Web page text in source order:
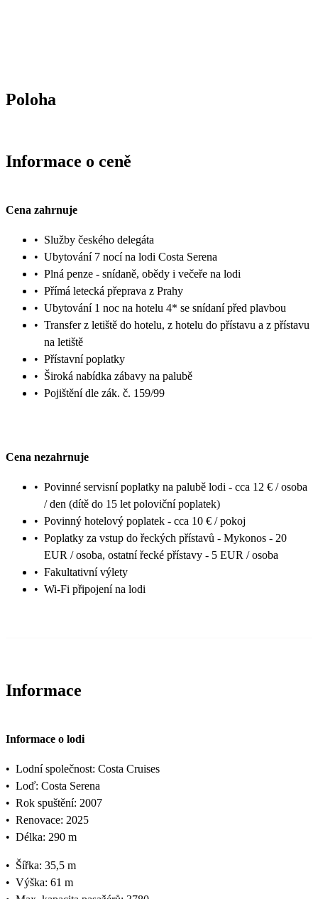
Poloha
Informace o ceně
Cena zahrnuje
• Služby českého delegáta
• Ubytování 7 nocí na lodi Costa Serena
• Plná penze - snídaně, obědy i večeře na lodi
• Přímá letecká přeprava z Prahy
• Ubytování 1 noc na hotelu 4* se snídaní před plavbou
• Transfer z letiště do hotelu, z hotelu do přístavu a z přístavu
na letiště
• Přístavní poplatky
• Široká nabídka zábavy na palubě
• Pojištění dle zák. č. 159/99
Cena nezahrnuje
• Povinné servisní poplatky na palubě lodi - cca 12 € / osoba
/ den (dítě do 15 let poloviční poplatek)
• Povinný hotelový poplatek - cca 10 € / pokoj
• Poplatky za vstup do řeckých přístavů - Mykonos - 20
EUR / osoba, ostatní řecké přístavy - 5 EUR / osoba
• Fakultativní výlety
• Wi-Fi připojení na lodi
Informace
Informace o lodi
• Lodní společnost: Costa Cruises
• Loď: Costa Serena
• Rok spuštění: 2007
• Renovace: 2025
• Délka: 290 m
• Šířka: 35,5 m
• Výška: 61 m